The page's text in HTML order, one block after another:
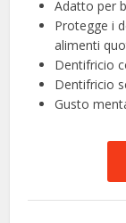
Adatto per
Protegge i
alimenti
Dentifricio
Dentifricio
Gusto